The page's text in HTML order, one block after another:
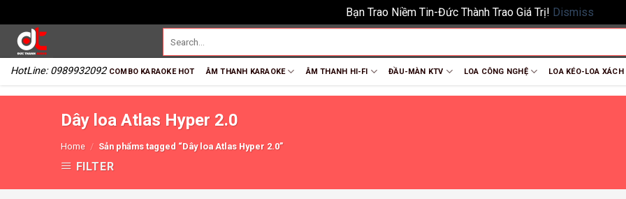
Bạn Trao Niềm Tin-Đức Thành Trao Giá Trị! Dismiss
HotLine: 0989932092 COMBO KARAOKE HOT ÂM THANH KARAOKE ÂM THANH HI-FI ĐẦU-MÀN KTV LOA CÔNG NGHỆ LOA KÉO-LOA XÁCH
Dây loa Atlas Hyper 2.0
Home / Sản phẩms tagged “Dây loa Atlas Hyper 2.0”
FILTER